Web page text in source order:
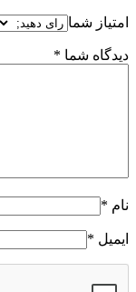
امتیاز شما
دیدگاه شما *
نام *
ایمیل *